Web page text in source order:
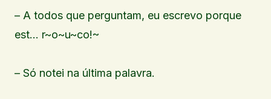
– A todos que perguntam, eu escrevo porque
est… r~o~u~co!~
– Só notei na última palavra.